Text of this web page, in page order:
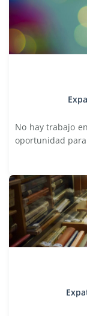
No hay trabajo
oportunidad